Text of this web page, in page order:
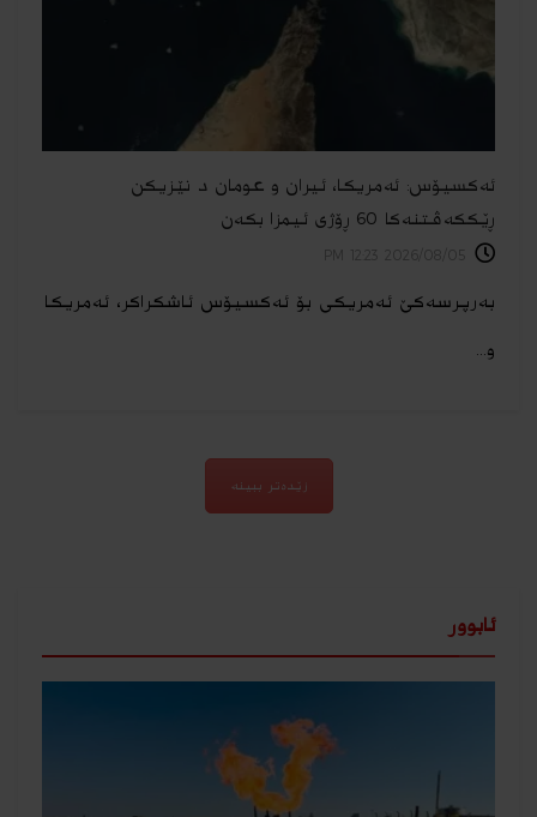
ئەكسیۆس: ئەمریكا، ئیران و عومان د نێزیكن
ڕێككەڤتنەكا 60 ڕۆژی ئیمزا بكەن
بەرپرسەكێ ئەمریكی بۆ ئەكسیۆس ئاشكراكر، ئەمریكا
و...
زێدەتر ببینە
ئابوور